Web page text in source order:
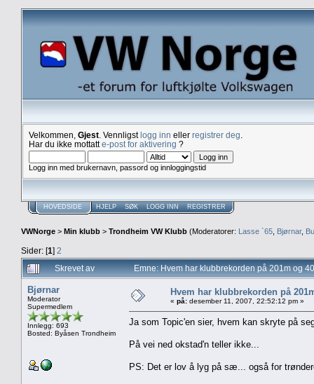
Velkommen, Gjest . Vennligstlogg inn eller registrer deg
Har du ikke mottatte-post for aktivering ?
Logg inn med brukernavn, passord og innloggingstid
HOVEDSIDE HJELP SØK LOGG INN REGISTRER
VWNorge > Min klubb > Trondheim VW Klubb (Moderatorer: Lasse `65 Bjørnar,
Sider: [1] 2
Skrevet av
Emne: Hvem har klubbrekorden på 201m og
Bjørnar
Moderator
Supermedlem
Innlegg: 693
Bosted: Byåsen Trondheim
Hvem har klubbrekorden på
« på: desember 11, 2007, 22:52:12 pm »
Ja som Topic'en sier, hvem kan skryte på
På vei ned okstad'n teller ikke...
PS: Det er lov å lyg på sæ... også for